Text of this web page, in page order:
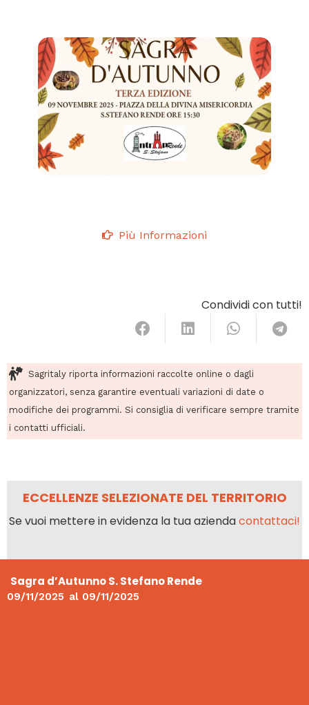
Più Informazioni
Condividi con tutti!
Sagritaly riporta informazioni raccolte online o dagli
organizzatori, senza garantire eventuali variazioni di date o
modifiche dei programmi. Si consiglia di verificare sempre tramite
i contatti ufficiali.
ECCELLENZE SELEZIONATE DEL TERRITORIO
Se vuoi mettere in evidenza la tua aziendacontattaci!
Sagra d’Autunno S. Stefano Rende
09/11/2025 al 09/11/2025